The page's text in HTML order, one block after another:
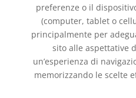
preferenze o il
(computer, tablet o
principalmente per
sito alle aspettative
un’esperienza di
memorizzando le scelte